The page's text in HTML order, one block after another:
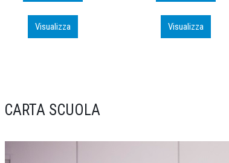
Visualizza Visualizza
CARTA SCUOLA